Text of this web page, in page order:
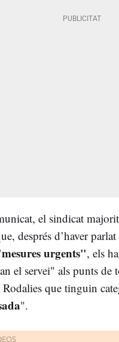
el sindicat
després d’haver
urgents", els
el servei" als punts de
Rodalies que tinguin
".